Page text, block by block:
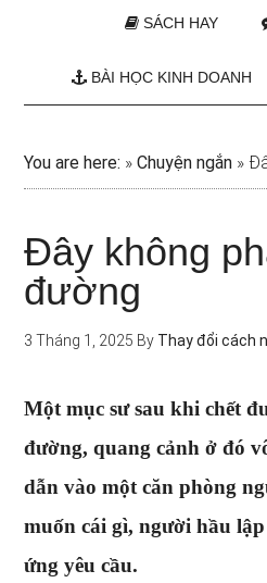
SÁCH HAY
BÀI HỌC KINH DOANH
You are here: »Chuyện ngắn »
Đây không
đường
3 Tháng 1, 2025 By Thay đổi cách
Một mục sư sau khi chết
đường, quang cảnh ở đó
dẫn vào một căn phòng
muốn cái gì, người hầu
ứng yêu cầu.